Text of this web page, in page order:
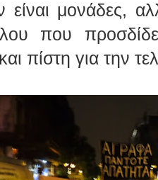
είναι μονάδες,
που
πίστη για την